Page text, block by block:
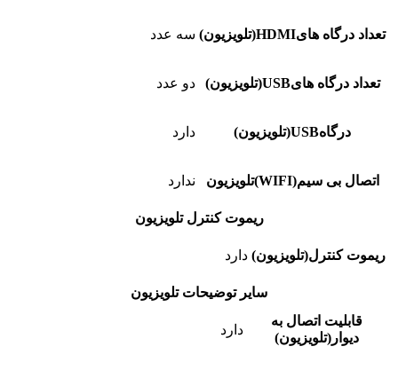
تعداد درگاه هایHDMI(تلویزیون) سه عدد
تعداد درگاه هایUSB(تلویزیون) دو عدد
درگاهUSB(تلویزیون) دارد
اتصال بی سیم(WIFI)تلویزیون ندارد
ریموت کنترل تلویزیون
ریموت کنترل(تلویزیون) دارد
سایر توضیحات تلویزیون
قابلیت اتصال به
دیوار(تلویزیون)
دارد